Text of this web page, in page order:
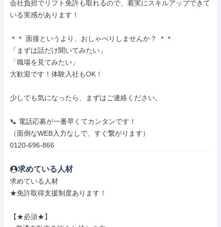
会社負担でリフト免許も取れるので、着実にスキルアップできて
いる実感があります！
＊＊ 面接というより、おしゃべりしませんか？ ＊＊
「まずは話だけ聞いてみたい」
「職場を見てみたい」
大歓迎です！体験入社もOK！
少しでも気になったら、まずはご連絡ください。
📞 電話応募が一番早くてカンタンです！
（面倒なWEB入力なしで、すぐ繋がります）
0120-696-866
求めている人材
求めている人材
★免許取得支援制度あります！
【★必須★】